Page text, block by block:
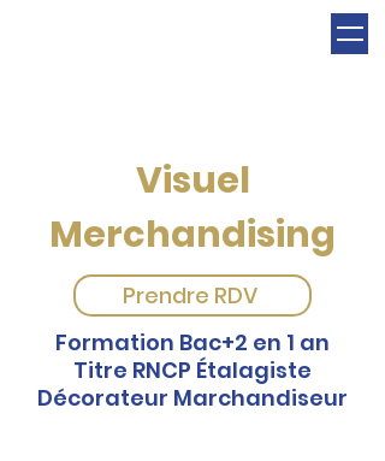
Visuel
Merchandising
Prendre RDV
Formation Bac+2 en 1 an
Titre RNCP Étalagiste
Décorateur Marchandiseur